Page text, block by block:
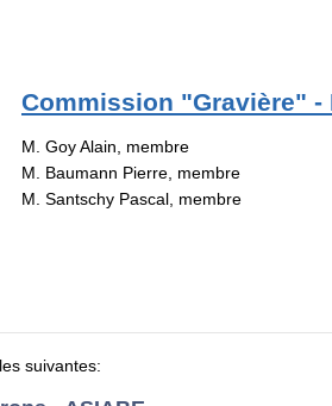
Commission "Gravière" -
M. Goy Alain, membre
M. Baumann Pierre, membre
M. Santschy Pascal, membre
suivantes: